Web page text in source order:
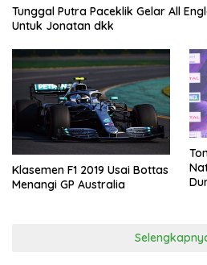
Tunggal Putra Paceklik Gelar All
Untuk Jonatan dkk
Klasemen F1 2019 Usai Bottas
Menangi GP Australia